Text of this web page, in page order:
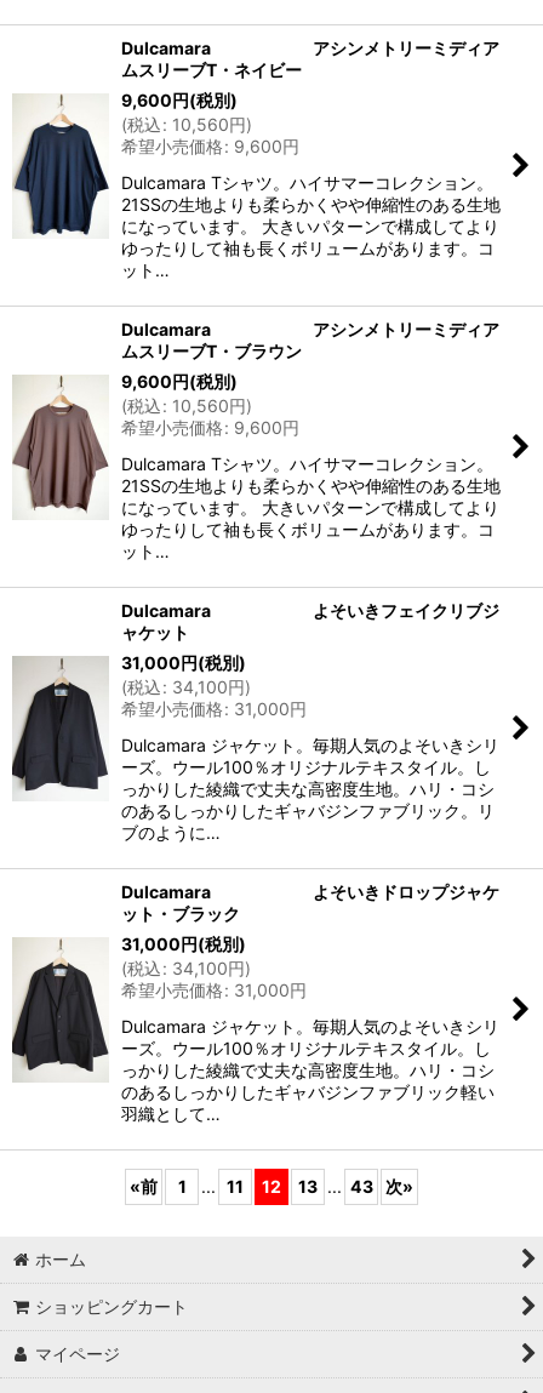
Dulcamara アシンメトリーミディア
ムスリーブT・ネイビー
9,600円(税別)
(税込: 10,560円)
希望小売価格: 9,600円
Dulcamara Tシャツ。ハイサマーコレクション。
21SSの生地よりも柔らかくやや伸縮性のある生地
になっています。 大きいパターンで構成してより
ゆったりして袖も長くボリュームがあります。コ
ット…
Dulcamara アシンメトリーミディア
ムスリーブT・ブラウン
9,600円(税別)
(税込: 10,560円)
希望小売価格: 9,600円
Dulcamara Tシャツ。ハイサマーコレクション。
21SSの生地よりも柔らかくやや伸縮性のある生地
になっています。 大きいパターンで構成してより
ゆったりして袖も長くボリュームがあります。コ
ット…
Dulcamara よそいきフェイクリブジ
ャケット
31,000円(税別)
(税込: 34,100円)
希望小売価格: 31,000円
Dulcamara ジャケット。毎期人気のよそいきシリ
ーズ。ウール100％オリジナルテキスタイル。し
っかりした綾織で丈夫な高密度生地。ハリ・コシ
のあるしっかりしたギャバジンファブリック。リ
ブのように…
Dulcamara よそいきドロップジャケ
ット・ブラック
31,000円(税別)
(税込: 34,100円)
希望小売価格: 31,000円
Dulcamara ジャケット。毎期人気のよそいきシリ
ーズ。ウール100％オリジナルテキスタイル。し
っかりした綾織で丈夫な高密度生地。ハリ・コシ
のあるしっかりしたギャバジンファブリック軽い
羽織として…
«前 1 ... 11 12 13 ... 43 次»
ホーム
ショッピングカート
マイページ